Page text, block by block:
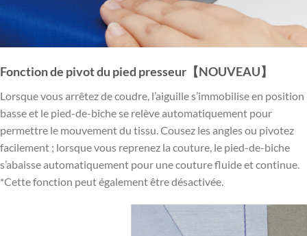
Fonction de pivot du pied presseur【NOUVEAU】
Lorsque vous arrêtez de coudre, l’aiguille s’immobilise en position
basse et le pied-de-biche se relève automatiquement pour
permettre le mouvement du tissu. Cousez les angles ou pivotez
facilement ; lorsque vous reprenez la couture, le pied-de-biche
s’abaisse automatiquement pour une couture fluide et continue.
*Cette fonction peut également être désactivée.